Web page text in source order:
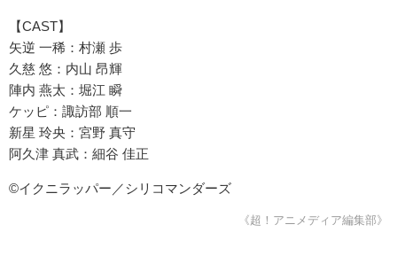
【CAST】
矢逆 一稀：村瀬 歩
久慈 悠：内山 昂輝
陣内 燕太：堀江 瞬
ケッピ：諏訪部 順一
新星 玲央：宮野 真守
阿久津 真武：細谷 佳正
©イクニラッパー／シリコマンダーズ
《超！アニメディア編集部》